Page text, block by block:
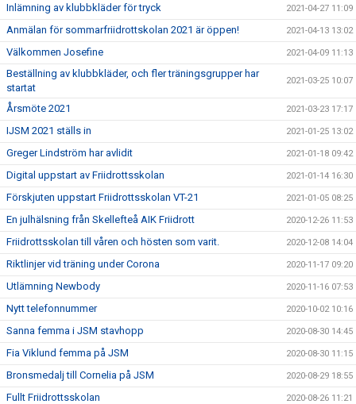
Inlämning av klubbkläder för tryck 2021-04-27 11:09
Anmälan för sommarfriidrottskolan 2021 är öppen! 2021-04-13 13:02
Välkommen Josefine 2021-04-09 11:13
Beställning av klubbkläder, och fler träningsgrupper har
startat
2021-03-25 10:07
Årsmöte 2021 2021-03-23 17:17
IJSM 2021 ställs in 2021-01-25 13:02
Greger Lindström har avlidit 2021-01-18 09:42
Digital uppstart av Friidrottsskolan 2021-01-14 16:30
Förskjuten uppstart Friidrottsskolan VT-21 2021-01-05 08:25
En julhälsning från Skellefteå AIK Friidrott 2020-12-26 11:53
Friidrottsskolan till våren och hösten som varit. 2020-12-08 14:04
Riktlinjer vid träning under Corona 2020-11-17 09:20
Utlämning Newbody 2020-11-16 07:53
Nytt telefonnummer 2020-10-02 10:16
Sanna femma i JSM stavhopp 2020-08-30 14:45
Fia Viklund femma på JSM 2020-08-30 11:15
Bronsmedalj till Cornelia på JSM 2020-08-29 18:55
Fullt Friidrottsskolan 2020-08-26 11:21